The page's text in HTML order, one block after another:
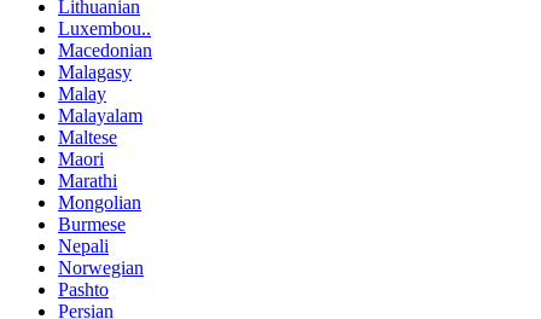
Lithuanian
Luxembou..
Macedonian
Malagasy
Malay
Malayalam
Maltese
Maori
Marathi
Mongolian
Burmese
Nepali
Norwegian
Pashto
Persian